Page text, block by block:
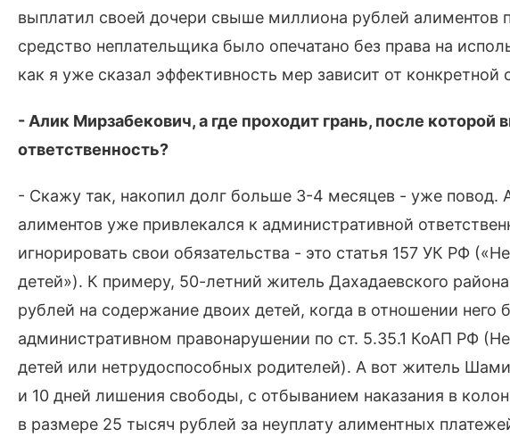
выплатил своей дочери свыше миллиона рублей алиментов
средство неплательщика было опечатано без права на
как я уже сказал эффективность мер зависит от конкретной
- Алик Мирзабекович, а где проходит грань, после которой
ответственность?
- Скажу так, накопил долг больше 3-4 месяцев - уже повод.
алиментов уже привлекался к административной
игнорировать свои обязательства - это статья 157 УК РФ
детей»). К примеру, 50-летний житель Дахадаевского
рублей на содержание двоих детей, когда в отношении него
административном правонарушении по ст. 5.35.1 КоАП РФ
детей или нетрудоспособных родителей). А вот житель
и 10 дней лишения свободы, с отбыванием наказания в
в размере 25 тысяч рублей за неуплату алиментных